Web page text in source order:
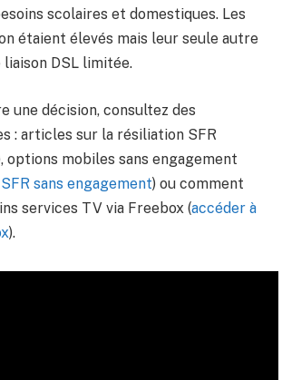
scolaires et domestiques. Les
étaient élevés mais leur seule autre
DSL limitée.
une décision, consultez des
: articles sur la résiliation SFR
options mobiles sans engagement
sans engagement) ou comment
services TV via Freebox (accéder à
).